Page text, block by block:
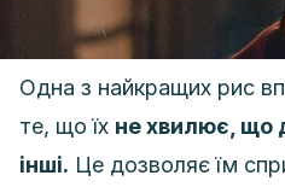
Одна з найкращих рис
те, що їх не хвилює, що
інші. Це дозволяє їм